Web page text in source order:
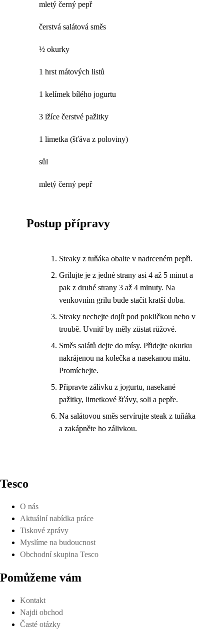
mletý černý pepř
čerstvá salátová směs
½ okurky
1 hrst mátových listů
1 kelímek bílého jogurtu
3 lžíce čerstvé pažitky
1 limetka (šťáva z poloviny)
sůl
mletý černý pepř
Postup přípravy
Steaky z tuňáka obalte v nadrceném pepři.
Grilujte je z jedné strany asi 4 až 5 minut a
pak z druhé strany 3 až 4 minuty. Na
venkovním grilu bude stačit kratší doba.
Steaky nechejte dojít pod pokličkou nebo v
troubě. Uvnitř by měly zůstat růžové.
Směs salátů dejte do mísy. Přidejte okurku
nakrájenou na kolečka a nasekanou mátu.
Promíchejte.
Připravte zálivku z jogurtu, nasekané
pažitky, limetkové šťávy, soli a pepře.
Na salátovou směs servírujte steak z tuňáka
a zakápněte ho zálivkou.
Tesco
O nás
Aktuální nabídka práce
Tiskové zprávy
Myslíme na budoucnost
Obchodní skupina Tesco
Pomůžeme vám
Kontakt
Najdi obchod
Časté otázky